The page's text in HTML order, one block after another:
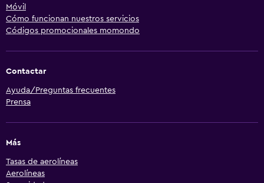
Móvil
Cómo funcionan nuestros servicios
Códigos promocionales momondo
Contactar
Ayuda/Preguntas frecuentes
Prensa
Más
Tasas de aerolíneas
Aerolíneas